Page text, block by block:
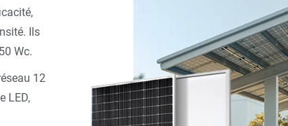
Ils
Wc.
12
LED,